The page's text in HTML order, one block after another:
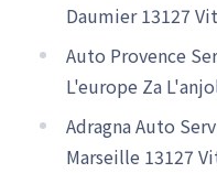
Daumier 13127
Auto Provence
L'europe Za
Adragna Auto
Marseille 13127